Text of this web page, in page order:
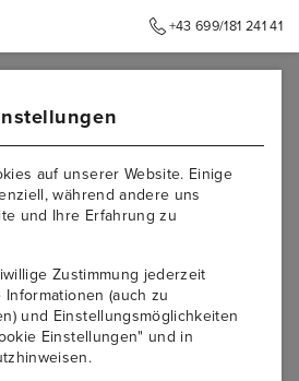
+43 699/181 241 41
E-Commerce Gesetz, §14
§63 Gewerbeordnung und
Riedel
auf unserer Website. Einige
während andere uns
und Ihre Erfahrung zu
Zustimmung jederzeit
(auch zu
und Einstellungsmöglichkeiten
Einstellungen" und in